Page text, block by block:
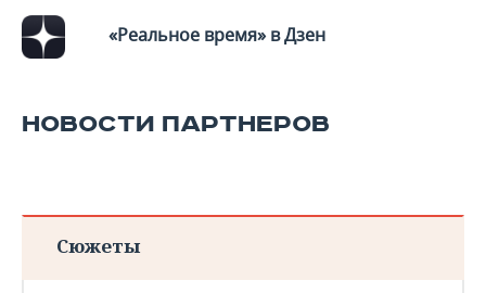
«Реальное время» в Дзен
НОВОСТИ ПАРТНЕРОВ
Сюжеты